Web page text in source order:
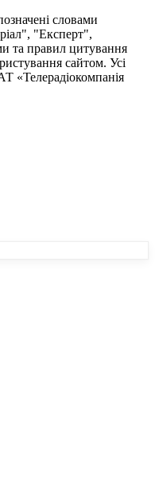
словами
"Експерт",
та правил цитування
сайтом. Усі
«Телерадіокомпанія